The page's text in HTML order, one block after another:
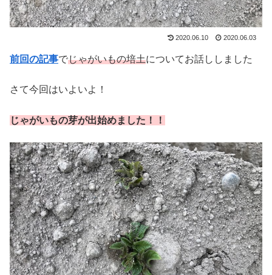
2020.06.10 2020.06.03
前回の記事でじゃがいもの培土についてお話ししました
さて今回はいよいよ！
じゃがいもの芽が出始めました！！